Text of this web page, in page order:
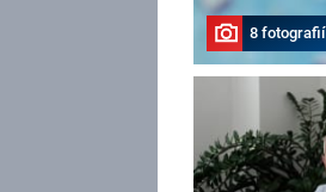
8 fotografií